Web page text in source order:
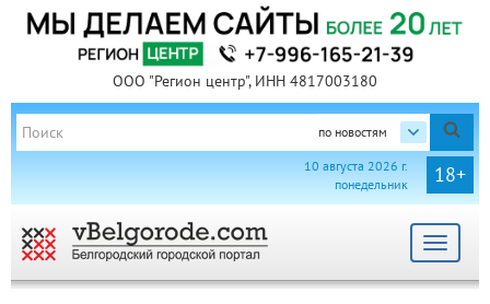
ООО "Регион центр", ИНН 4817003180
по новостям
18+
10 августа 2026 г.
понедельник
Toggle